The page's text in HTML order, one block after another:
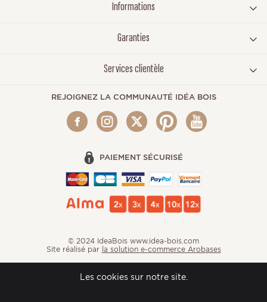
Informations
Garanties
Services clientèle
REJOIGNEZ LA COMMUNAUTÉ IDÉA BOIS
PAIEMENT SÉCURISÉ
© 2024 IdeaBois www.idea-bois.com
Site réalisé par la solution e-commerce Arobases
Les cookies sur notre site.